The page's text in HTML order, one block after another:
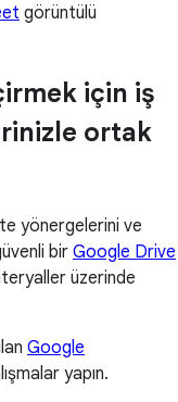
görüntülü
için iş
ortak
yönergelerini ve
bir Google Drive
üzerinde
Google
yapın.